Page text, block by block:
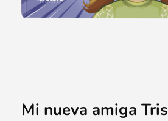
Mi nueva amiga Tris